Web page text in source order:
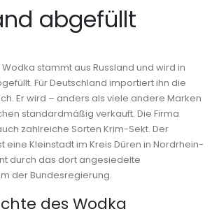
abgefüllt
stammt aus Russland und wird in
Für Deutschland importiert ihn die
Er wird – anders als viele andere Marken
standardmäßig verkauft. Die Firma
zahlreiche Sorten Krim-Sekt. Der
eine Kleinstadt im Kreis Düren in Nordrhein-
durch das dort angesiedelte
der Bundesregierung.
des Wodka